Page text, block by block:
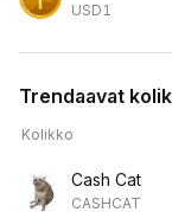
USD1
Trendaavat
Kolikko
Cash Cat
CASHCAT